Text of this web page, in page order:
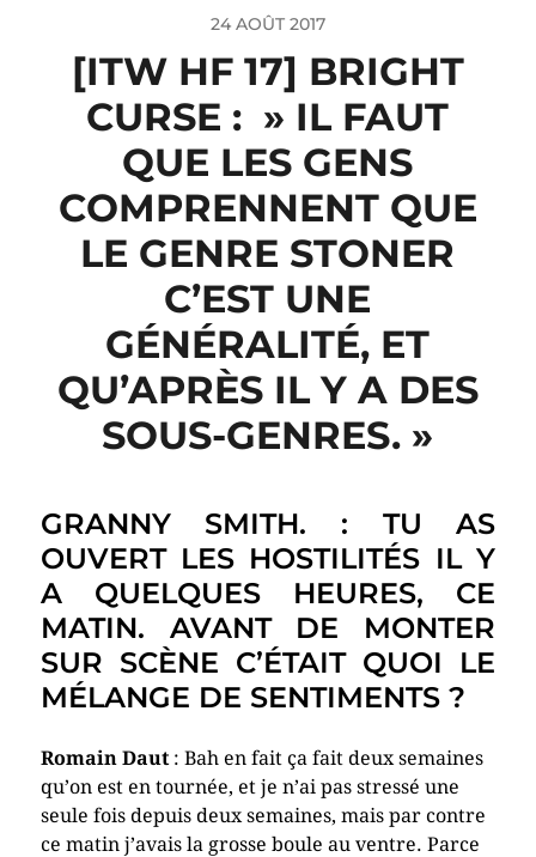
24 AOÛT 2017
[ITW HF 17] BRIGHT
CURSE : » IL FAUT
QUE LES GENS
COMPRENNENT QUE
LE GENRE STONER
C’EST UNE
GÉNÉRALITÉ, ET
QU’APRÈS IL Y A DES
SOUS-GENRES. »
GRANNY SMITH. : TU AS
OUVERT LES HOSTILITÉS IL Y
A QUELQUES HEURES, CE
MATIN. AVANT DE MONTER
SUR SCÈNE C’ÉTAIT QUOI LE
MÉLANGE DE SENTIMENTS ?
Romain Daut: Bah en fait ça fait deux semaines
qu’on est en tournée, et je n’ai pas stressé une
seule fois depuis deux semaines, mais par contre
ce matin j’avais la grosse boule au ventre. Parce